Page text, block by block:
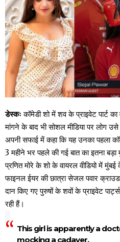
डेस्कः कॉमेडी शो में शव के प्राइवेट पार्ट
मांगने के बाद भी सोशल मीडिया पर
अपनी सफाई में कहा कि यह उनका पहला
3 महीने भर पहले की गई बात का इतना
प्रणित मोरे के शो के वायरल वीडियो में
फाइनल ईयर की छात्रा सेजल पवार
दान किए गए पुरुषों के शवों के प्राइवेट
रही हैं।
This girl is apparently a
mocking a cadaver.